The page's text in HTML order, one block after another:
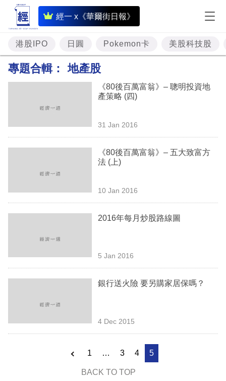
經一 x《華爾街日報》
即
時
財
經
資
樓
技
生
港股IPO 日圓 Pokemon卡 美股科技股
專題合輯： 地產股
《80後百萬富翁》– 聰明投資地
產策略 (四)
31 Jan 2016
《80後百萬富翁》– 五大致富方
法 (上)
10 Jan 2016
2016年每月炒股路線圖
5 Jan 2016
銀行送火險 要另購家居保嗎？
4 Dec 2015
1 … 3 4 5
BACK TO TOP